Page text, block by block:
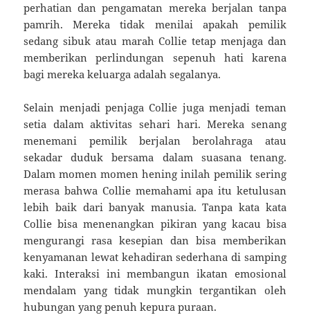
perhatian dan pengamatan mereka berjalan tanpa
pamrih. Mereka tidak menilai apakah pemilik
sedang sibuk atau marah Collie tetap menjaga dan
memberikan perlindungan sepenuh hati karena
bagi mereka keluarga adalah segalanya.
Selain menjadi penjaga Collie juga menjadi teman
setia dalam aktivitas sehari hari. Mereka senang
menemani pemilik berjalan berolahraga atau
sekadar duduk bersama dalam suasana tenang.
Dalam momen momen hening inilah pemilik sering
merasa bahwa Collie memahami apa itu ketulusan
lebih baik dari banyak manusia. Tanpa kata kata
Collie bisa menenangkan pikiran yang kacau bisa
mengurangi rasa kesepian dan bisa memberikan
kenyamanan lewat kehadiran sederhana di samping
kaki. Interaksi ini membangun ikatan emosional
mendalam yang tidak mungkin tergantikan oleh
hubungan yang penuh kepura puraan.